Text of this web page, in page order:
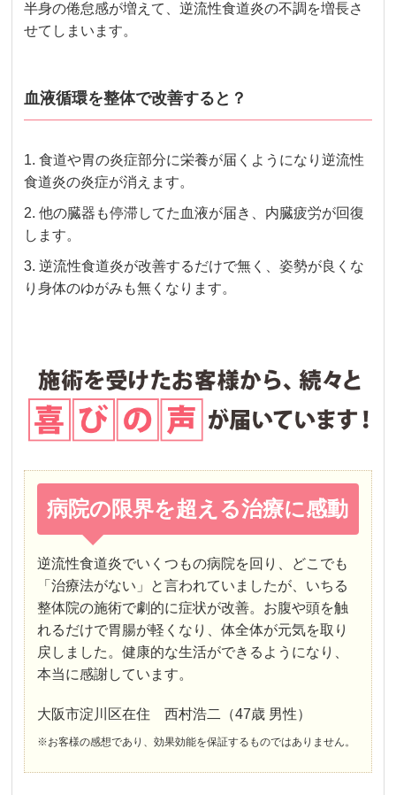
半身の倦怠感が増えて、逆流性食道炎の不調を増長さ
せてしまいます。
血液循環を整体で改善すると？
1. 食道や胃の炎症部分に栄養が届くようになり逆流性
食道炎の炎症が消えます。
2. 他の臓器も停滞してた血液が届き、内臓疲労が回復
します。
3.逆流性食道炎が改善するだけで無く、姿勢が良くな
り身体のゆがみも無くなります。
病院の限界を超える治療に感動
逆流性食道炎でいくつもの病院を回り、どこでも
「治療法がない」と言われていましたが、いちる
整体院の施術で劇的に症状が改善。お腹や頭を触
れるだけで胃腸が軽くなり、体全体が元気を取り
戻しました。健康的な生活ができるようになり、
本当に感謝しています。
大阪市淀川区在住 西村浩二（47歳 男性）
※お客様の感想であり、効果効能を保証するものではありません。